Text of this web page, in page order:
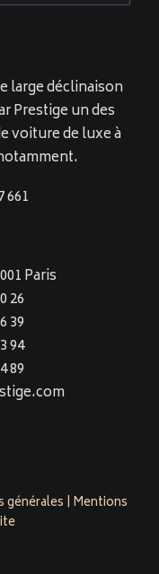
large déclinaison
Prestige un des
voiture de luxe à
661
Paris
26
39
94
89
générales | Mentions